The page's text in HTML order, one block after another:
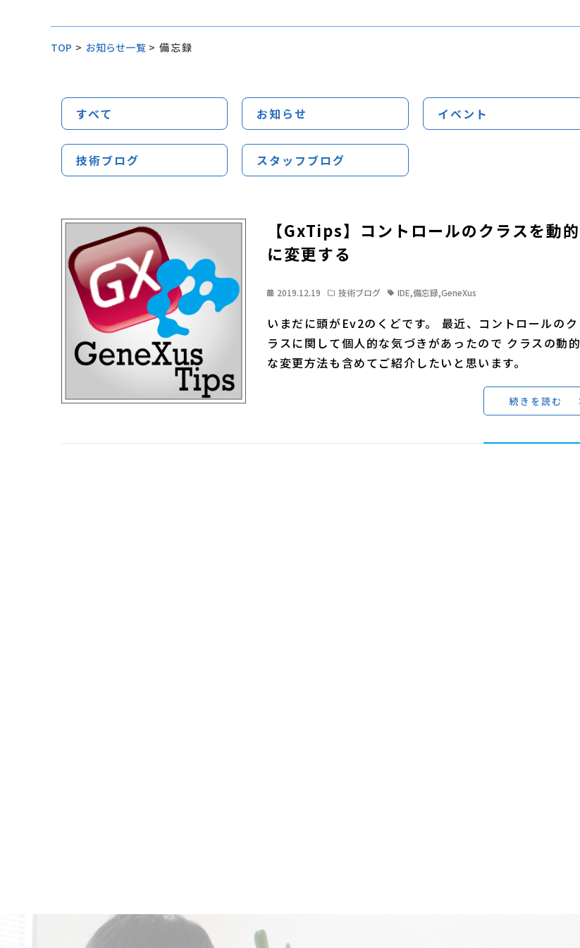
TOP > お知らせ一覧 > 備忘録
すべて お知らせ イベント
技術ブログ スタッフブログ
【GxTips】コントロールのクラスを動的
に変更する
2019.12.19 技術ブログ IDE,備忘録,GeneXus
いまだに頭がEv2のくどです。 最近、コントロールのク
ラスに関して個人的な気づきがあったので クラスの動的
な変更方法も含めてご紹介したいと思います。
続きを読む